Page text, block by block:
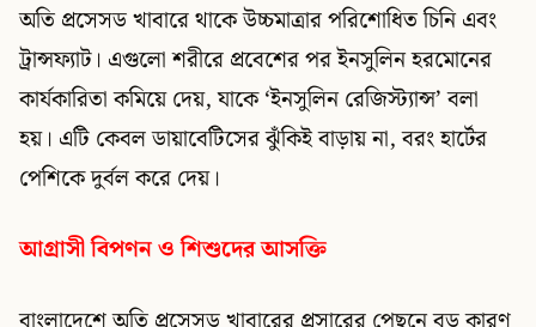
অতি প্রসেসড খাবারে থাকে উচ্চমাত্রার পরিশোধিত চিনি এবং
ট্রান্সফ্যাট। এগুলো শরীরে প্রবেশের পর ইনসুলিন হরমোনের
কার্যকারিতা কমিয়ে দেয়, যাকে ‘ইনসুলিন রেজিস্ট্যান্স’ বলা
হয়। এটি কেবল ডায়াবেটিসের ঝুঁকিই বাড়ায় না, বরং হার্টের
পেশিকে দুর্বল করে দেয়।
আগ্রাসী বিপণন ও শিশুদের আসক্তি